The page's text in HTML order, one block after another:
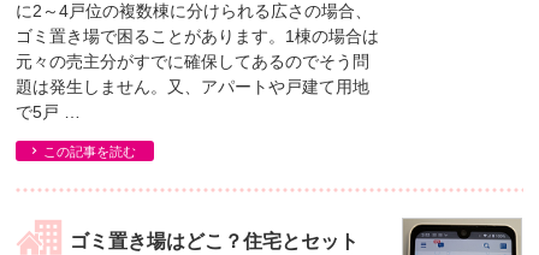
に2～4戸位の複数棟に分けられる広さの場合、
ゴミ置き場で困ることがあります。1棟の場合は
元々の売主分がすでに確保してあるのでそう問
題は発生しません。又、アパートや戸建て用地
で5戸 …
この記事を読む
ゴミ置き場はどこ？住宅とセット